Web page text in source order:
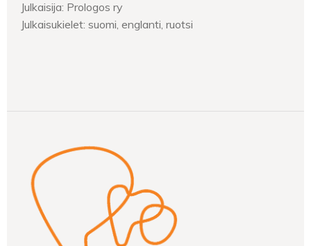
Julkaisija: Prologos ry
Julkaisukielet: suomi, englanti, ruotsi